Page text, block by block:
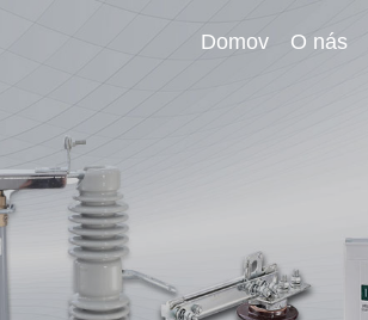
Domov O nás